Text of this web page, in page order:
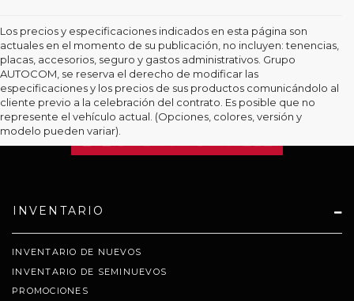
Los precios y especificaciones indicados en esta página son
actuales en el momento de su publicación, no incluyen: tenencias,
placas, accesorios, seguro y gastos administrativos. Grupo
AUTOCOM, se reserva el derecho de modificar las
especificaciones y los precios de sus productos comunicándolo al
cliente previo a la celebración del contrato. Es posible que no
represente el vehículo actual. (Opciones, colores, versión y
modelo pueden variar).
INVENTARIO
INVENTARIO DE NUEVOS
INVENTARIO DE SEMINUEVOS
PROMOCIONES